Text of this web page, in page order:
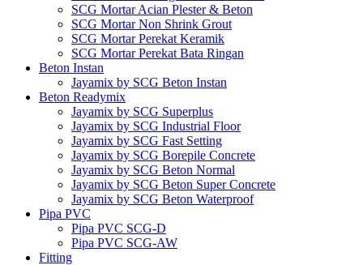
SCG Mortar Acian Plester & Beton
SCG Mortar Non Shrink Grout
SCG Mortar Perekat Keramik
SCG Mortar Perekat Bata Ringan
Beton Instan
Jayamix by SCG Beton Instan
Beton Readymix
Jayamix by SCG Superplus
Jayamix by SCG Industrial Floor
Jayamix by SCG Fast Setting
Jayamix by SCG Borepile Concrete
Jayamix by SCG Beton Normal
Jayamix by SCG Beton Super Concrete
Jayamix by SCG Beton Waterproof
Pipa PVC
Pipa PVC SCG-D
Pipa PVC SCG-AW
Fitting